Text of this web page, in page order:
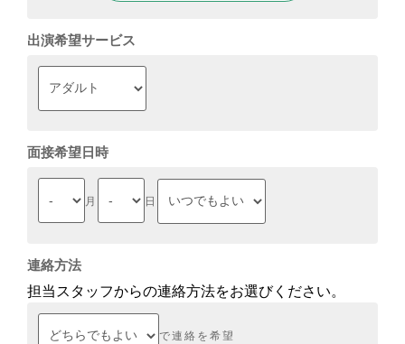
出演希望サービス
面接希望日時
月 日
連絡方法
担当スタッフからの連絡方法をお選びください。
で連絡を希望